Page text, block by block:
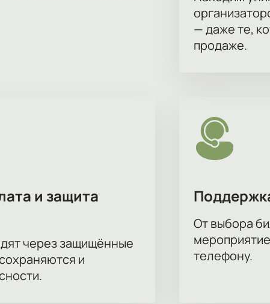
— даже те,
продаже.
и защита
через защищённые
и
От выбора
телефону.